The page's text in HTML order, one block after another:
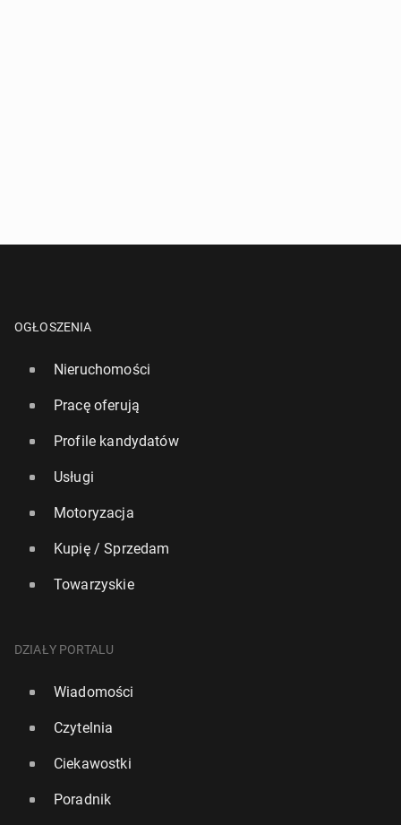
OGŁOSZENIA
Nieruchomości
Pracę oferują
Profile kandydatów
Usługi
Motoryzacja
Kupię / Sprzedam
Towarzyskie
DZIAŁY PORTALU
Wiadomości
Czytelnia
Ciekawostki
Poradnik